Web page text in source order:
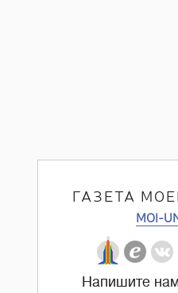
ГАЗЕТА
MOI-
Напишите